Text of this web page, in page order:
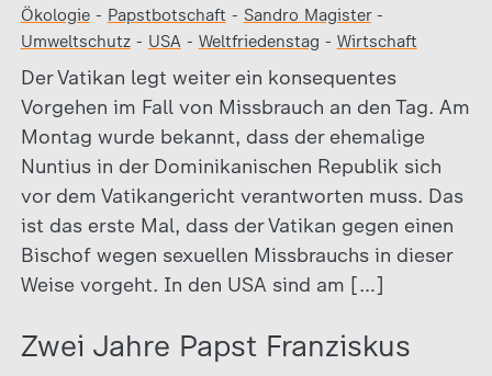
Ökologie- Papstbotschaft - Sandro Magister-
Umweltschutz- USA- Weltfriedenstag - Wirtschaft
Der Vatikan legt weiter ein konsequentes
Vorgehen im Fall von Missbrauch an den Tag. Am
Montag wurde bekannt, dass der ehemalige
Nuntius in der Dominikanischen Republik sich
vor dem Vatikangericht verantworten muss. Das
ist das erste Mal, dass der Vatikan gegen einen
Bischof wegen sexuellen Missbrauchs in dieser
Weise vorgeht. In den USA sind am […]
Zwei Jahre Papst Franziskus